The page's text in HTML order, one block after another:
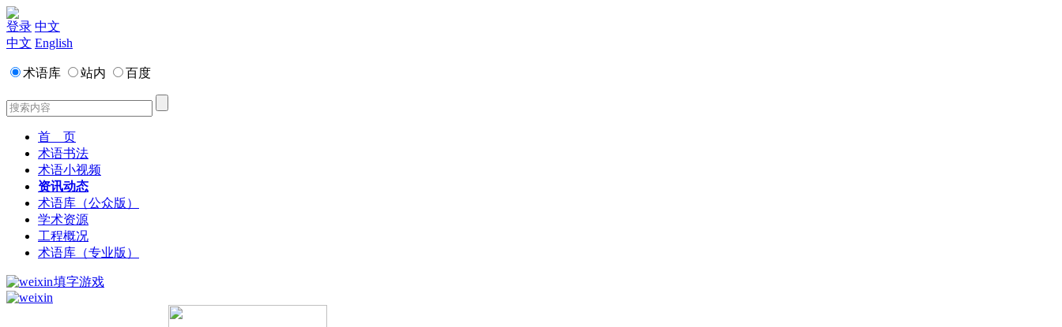
登录 中文
中文 English
术语库 站内 百度
首 页
术语书法
术语小视频
资讯动态
术语库（公众版）
学术资源
工程概况
术语库（专业版）
填字游戏